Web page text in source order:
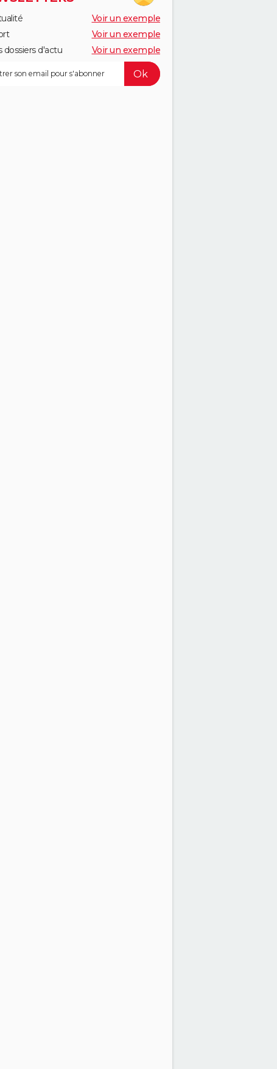
Voir un exemple
Voir un exemple
dossiers d'actu
Voir un exemple